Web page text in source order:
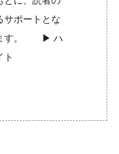
サポートとな
ます。 ▶︎ハ
ト